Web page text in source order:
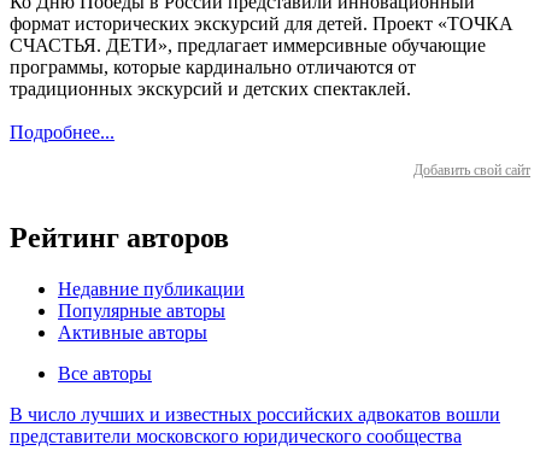
формат исторических экскурсий для детей. Проект «ТОЧКА
СЧАСТЬЯ. ДЕТИ», предлагает иммерсивные обучающие
программы, которые кардинально отличаются от
традиционных экскурсий и детских спектаклей.
Подробнее...
Добавить свой сайт
Рейтинг авторов
Недавние публикации
Популярные авторы
Активные авторы
Все авторы
В число лучших и известных российских адвокатов вошли
представители московского юридического сообщества